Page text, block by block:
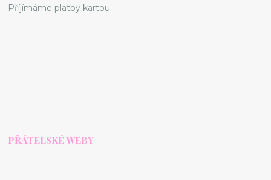
Příjímáme platby kartou
PŘÁTELSKÉ WEBY